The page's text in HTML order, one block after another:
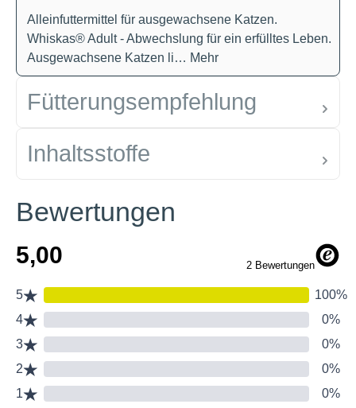
Alleinfuttermittel für ausgewachsene Katzen.
Whiskas® Adult - Abwechslung für ein erfülltes Leben.
Ausgewachsene Katzen li… Mehr
Fütterungsempfehlung
Inhaltsstoffe
Bewertungen